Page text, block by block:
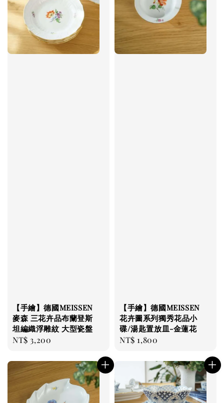
【手繪】德國MEISSEN
麥森 三花卉品布蘭登斯
坦編織浮雕紋 大型瓷盤
Regular
NT$ 3,200
【手繪】德國MEISSEN
花卉圖系列獨秀花品小
碟/湯匙置放皿-金蓮花
Regular
NT$ 1,800